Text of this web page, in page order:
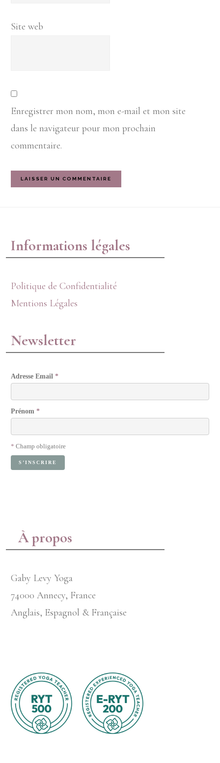
Site web
Enregistrer mon nom, mon e-mail et mon site
dans le navigateur pour mon prochain
commentaire.
Informations légales
Politique de Confidentialité
Mentions Légales
Newsletter
Adresse Email*
Prénom*
* Champ obligatoire
À propos
Gaby Levy Yoga
74000 Annecy, France
Anglais, Espagnol & Française